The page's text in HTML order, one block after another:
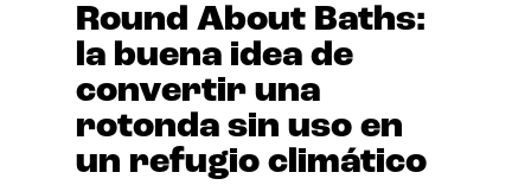
Round About Baths:
la buena idea de
convertir una
rotonda sin uso en
un refugio climático